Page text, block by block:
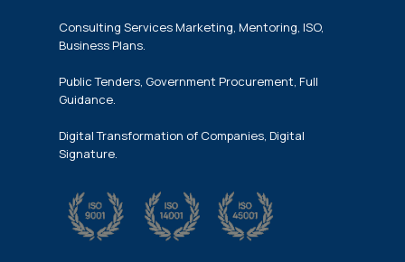
Consulting Services Marketing, Mentoring, ISO,
Business Plans.
Public Tenders, Government Procurement, Full
Guidance.
Digital Transformation of Companies, Digital
Signature.